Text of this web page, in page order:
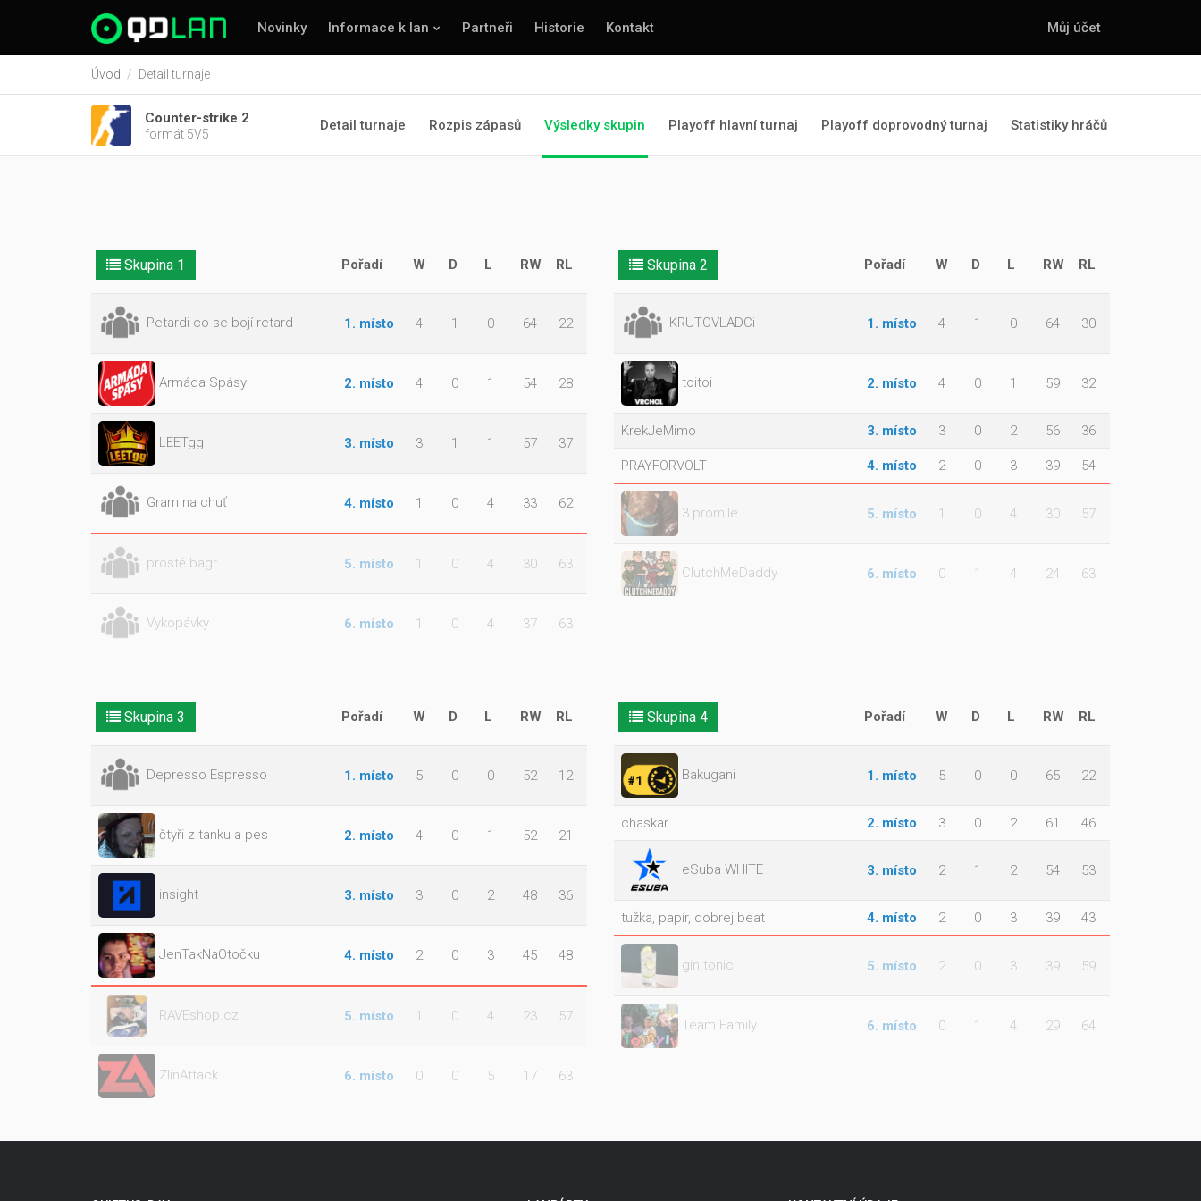
Novinky Informace k lan Partneři Historie Kontakt Můj účet
Úvod Detail turnaje
Counter-strike 2
formát 5V5
Detail turnaje Rozpis zápasů Výsledky skupin Playoff hlavní turnaj Playoff doprovodný turnaj Statistiky hráčů
Skupina 1 Pořadí W D L RW RL
Petardi co se bojí retard 1. místo 4 1 0 64 22
Armáda Spásy 2. místo 4 0 1 54 28
LEETgg 3. místo 3 1 1 57 37
Gram na chuť 4. místo 1 0 4 33 62
prostě bagr 5. místo 1 0 4 30 63
Vykopávky 6. místo 1 0 4 37 63
Skupina 2 Pořadí W D L RW RL
KRUTOVLADCi 1. místo 4 1 0 64 30
toitoi 2. místo 4 0 1 59 32
KrekJeMimo 3. místo 3 0 2 56 36
PRAYFORVOLT 4. místo 2 0 3 39 54
3 promile 5. místo 1 0 4 30 57
ClutchMeDaddy 6. místo 0 1 4 24 63
Skupina 3 Pořadí W D L RW RL
Depresso Espresso 1. místo 5 0 0 52 12
čtyři z tanku a pes 2. místo 4 0 1 52 21
insight 3. místo 3 0 2 48 36
JenTakNaOtočku 4. místo 2 0 3 45 48
RAVEshop.cz 5. místo 1 0 4 23 57
ZlinAttack 6. místo 0 0 5 17 63
Skupina 4 Pořadí W D L RW RL
Bakugani 1. místo 5 0 0 65 22
chaskar 2. místo 3 0 2 61 46
eSuba WHITE 3. místo 2 1 2 54 53
tužka, papír, dobrej beat 4. místo 2 0 3 39 43
gin tonic 5. místo 2 0 3 39 59
Team.Family 6. místo 0 1 4 29 64